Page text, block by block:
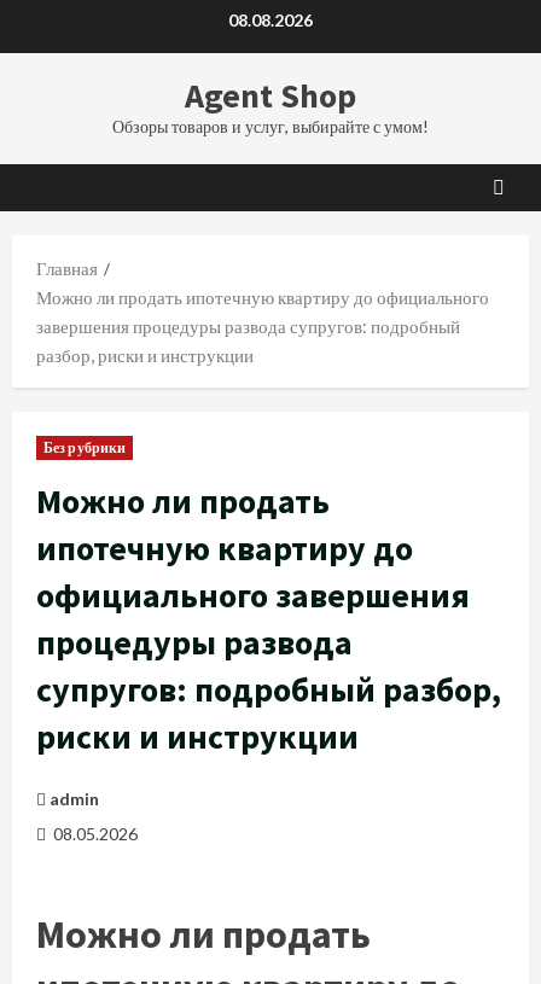
08.08.2026
Agent Shop
Обзоры товаров и услуг, выбирайте с умом!
Главная
Можно ли продать ипотечную квартиру до официального
завершения процедуры развода супругов: подробный
разбор, риски и инструкции
Без рубрики
Можно ли продать
ипотечную квартиру до
официального завершения
процедуры развода
супругов: подробный разбор,
риски и инструкции
admin
08.05.2026
Можно ли продать